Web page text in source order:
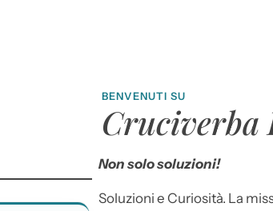
BENVENUTI SU
Cruciverba
Non solo soluzioni!
Soluzioni e Curiosità. La